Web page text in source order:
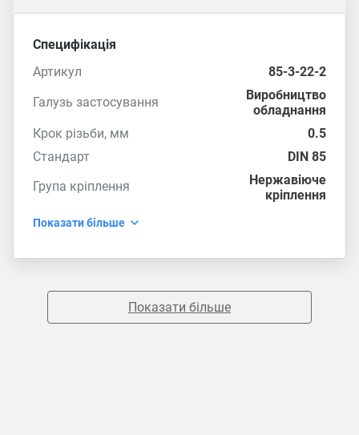
Специфікація
Артикул
85-3-22-2
Галузь застосування
Виробництво
обладнання
Крок різьби, мм
0.5
Стандарт
DIN 85
Група кріплення
Нержавіюче
кріплення
Показати більше
Показати більше